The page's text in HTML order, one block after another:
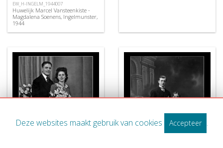
EW_H-INGELM_1944007
Huwelijk Marcel Vansteenkiste -
Magdalena Soenens, Ingelmunster,
1944
Deze websites maakt gebruik van cookies Accepteer .